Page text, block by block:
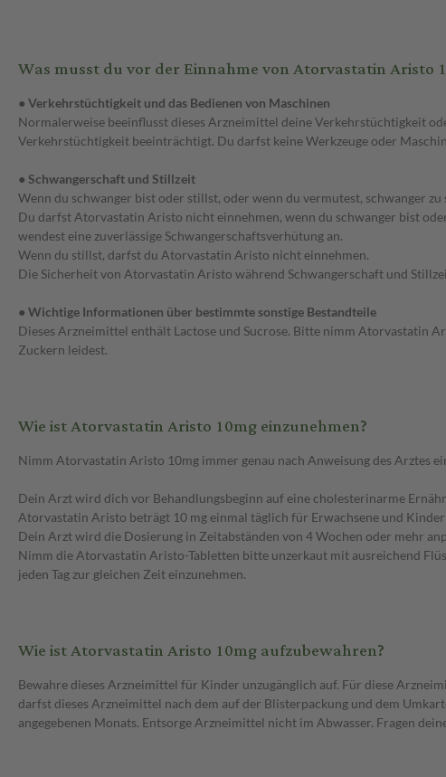
Was musst du vor der Einnahme von Atorvastatin Aristo
● Verkehrstüchtigkeit und das Bedienen von Maschinen
Normalerweise beeinflusst dieses Arzneimittel deine Verkehrstüchtigkeit
Verkehrstüchtigkeit beeinträchtigt. Du darfst keine Werkzeuge oder
● Schwangerschaft und Stillzeit
Wenn du schwanger bist oder stillst, oder wenn du vermutest, schwanger
Du darfst Atorvastatin Aristo nicht einnehmen, wenn du schwanger bist
wendest eine zuverlässige Schwangerschaftsverhütung an.
Wenn du stillst, darfst du Atorvastatin Aristo nicht einnehmen.
Die Sicherheit von Atorvastatin Aristo während Schwangerschaft und
● Wichtige Informationen über bestimmte sonstige Bestandteile
Dieses Arzneimittel enthält Lactose und Sucrose. Bitte nimm Atorvastatin
Zuckern leidest.
Wie ist Atorvastatin Aristo 10mg einzunehmen?
Nimm Atorvastatin Aristo 10mg immer genau nach Anweisung des Arztes
Dein Arzt wird dich vor Behandlungsbeginn auf eine cholesterinarme
Atorvastatin Aristo beträgt 10 mg einmal täglich für Erwachsene und
Dein Arzt wird die Dosierung in Zeitabständen von 4 Wochen oder mehr
Nimm die Atorvastatin Aristo-Tabletten bitte unzerkaut mit ausreichend
jeden Tag zur gleichen Zeit einzunehmen.
Wie ist Atorvastatin Aristo 10mg aufzubewahren?
Bewahre dieses Arzneimittel für Kinder unzugänglich auf. Für diese
darfst dieses Arzneimittel nach dem auf der Blisterpackung und dem
angegebenen Monats. Entsorge Arzneimittel nicht im Abwasser. Fragen